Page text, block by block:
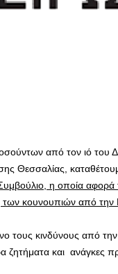
από τον ιό του
Θεσσαλίας,
η οποία αφορά
κουνουπιών από την
τους κινδύνους από
ζητήματα και ανάγκες